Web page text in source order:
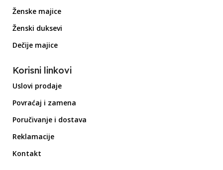
Ženske majice
Ženski duksevi
Dečije majice
Korisni linkovi
Uslovi prodaje
Povraćaj i zamena
Poručivanje i dostava
Reklamacije
Kontakt